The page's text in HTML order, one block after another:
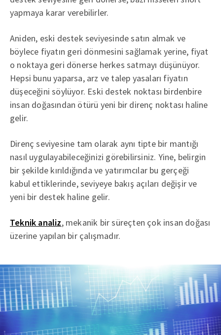
yapmaya karar verebilirler.
Aniden, eski destek seviyesinde satın almak ve
böylece fiyatın geri dönmesini sağlamak yerine, fiyat
o noktaya geri dönerse herkes satmayı düşünüyor.
Hepsi bunu yaparsa, arz ve talep yasaları fiyatın
düşeceğini söylüyor. Eski destek noktası birdenbire
insan doğasından ötürü yeni bir direnç noktası haline
gelir.
Direnç seviyesine tam olarak aynı tipte bir mantığı
nasıl uygulayabileceğinizi görebilirsiniz. Yine, belirgin
bir şekilde kırıldığında ve yatırımcılar bu gerçeği
kabul ettiklerinde, seviyeye bakış açıları değişir ve
yeni bir destek haline gelir.
Teknik analiz, mekanik bir süreçten çok insan doğası
üzerine yapılan bir çalışmadır.